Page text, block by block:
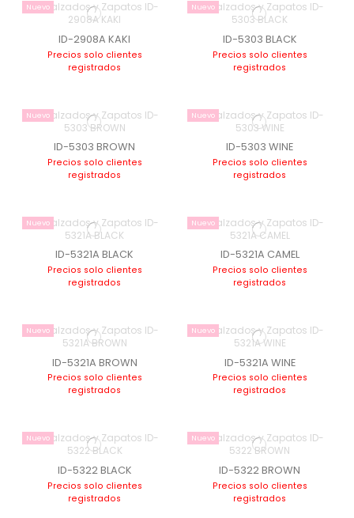
Nuevo
ID-2908A KAKI
Precios solo clientes
registrados
Nuevo
ID-5303 BLACK
Precios solo clientes
registrados
Nuevo
ID-5303 BROWN
Precios solo clientes
registrados
Nuevo
ID-5303 WINE
Precios solo clientes
registrados
Nuevo
ID-5321A BLACK
Precios solo clientes
registrados
Nuevo
ID-5321A CAMEL
Precios solo clientes
registrados
Nuevo
ID-5321A BROWN
Precios solo clientes
registrados
Nuevo
ID-5321A WINE
Precios solo clientes
registrados
Nuevo
ID-5322 BLACK
Precios solo clientes
registrados
Nuevo
ID-5322 BROWN
Precios solo clientes
registrados